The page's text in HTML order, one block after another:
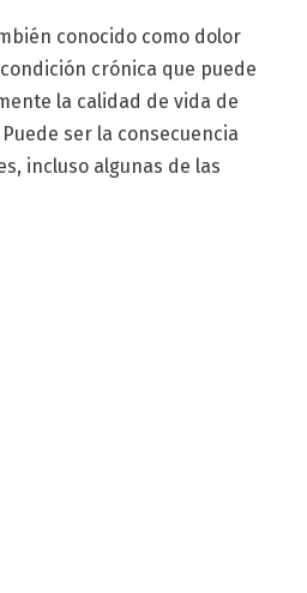
conocido como dolor
crónica que puede
la calidad de vida de
ser la consecuencia
incluso algunas de las